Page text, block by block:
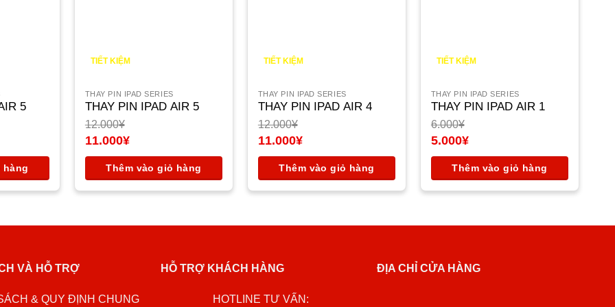
5
hàng
TIẾT KIỆM
THAY PIN IPAD SERIES
THAY PIN IPAD AIR 5
12.000¥
Giá
12.000¥.
11.000¥
hiện
tại
là:
Thêm vào giỏ hàng
TIẾT KIỆM
THAY PIN IPAD SERIES
THAY PIN IPAD AIR 4
12.000¥
Giá
12.000¥.
11.000¥
hiện
tại
là:
Thêm vào giỏ hàng
TIẾT KIỆM
THAY PIN IPAD SERIES
THAY PIN IPAD AIR 1
6.000¥
Giá
6.000¥.
5.000¥
hiện
tại
là:
Thêm vào giỏ hàng
VÀ HỖ TRỢ
& QUY ĐỊNH CHUNG
HỖ TRỢ KHÁCH HÀNG
HOTLINE TƯ VẤN:
ĐỊA CHỈ CỬA HÀNG